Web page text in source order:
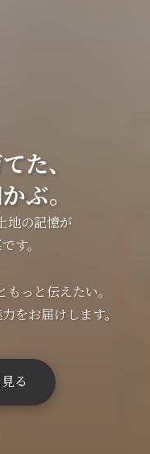
た、
ぶ。
地の記憶が
す。
っと伝えたい。
をお届けします。
る